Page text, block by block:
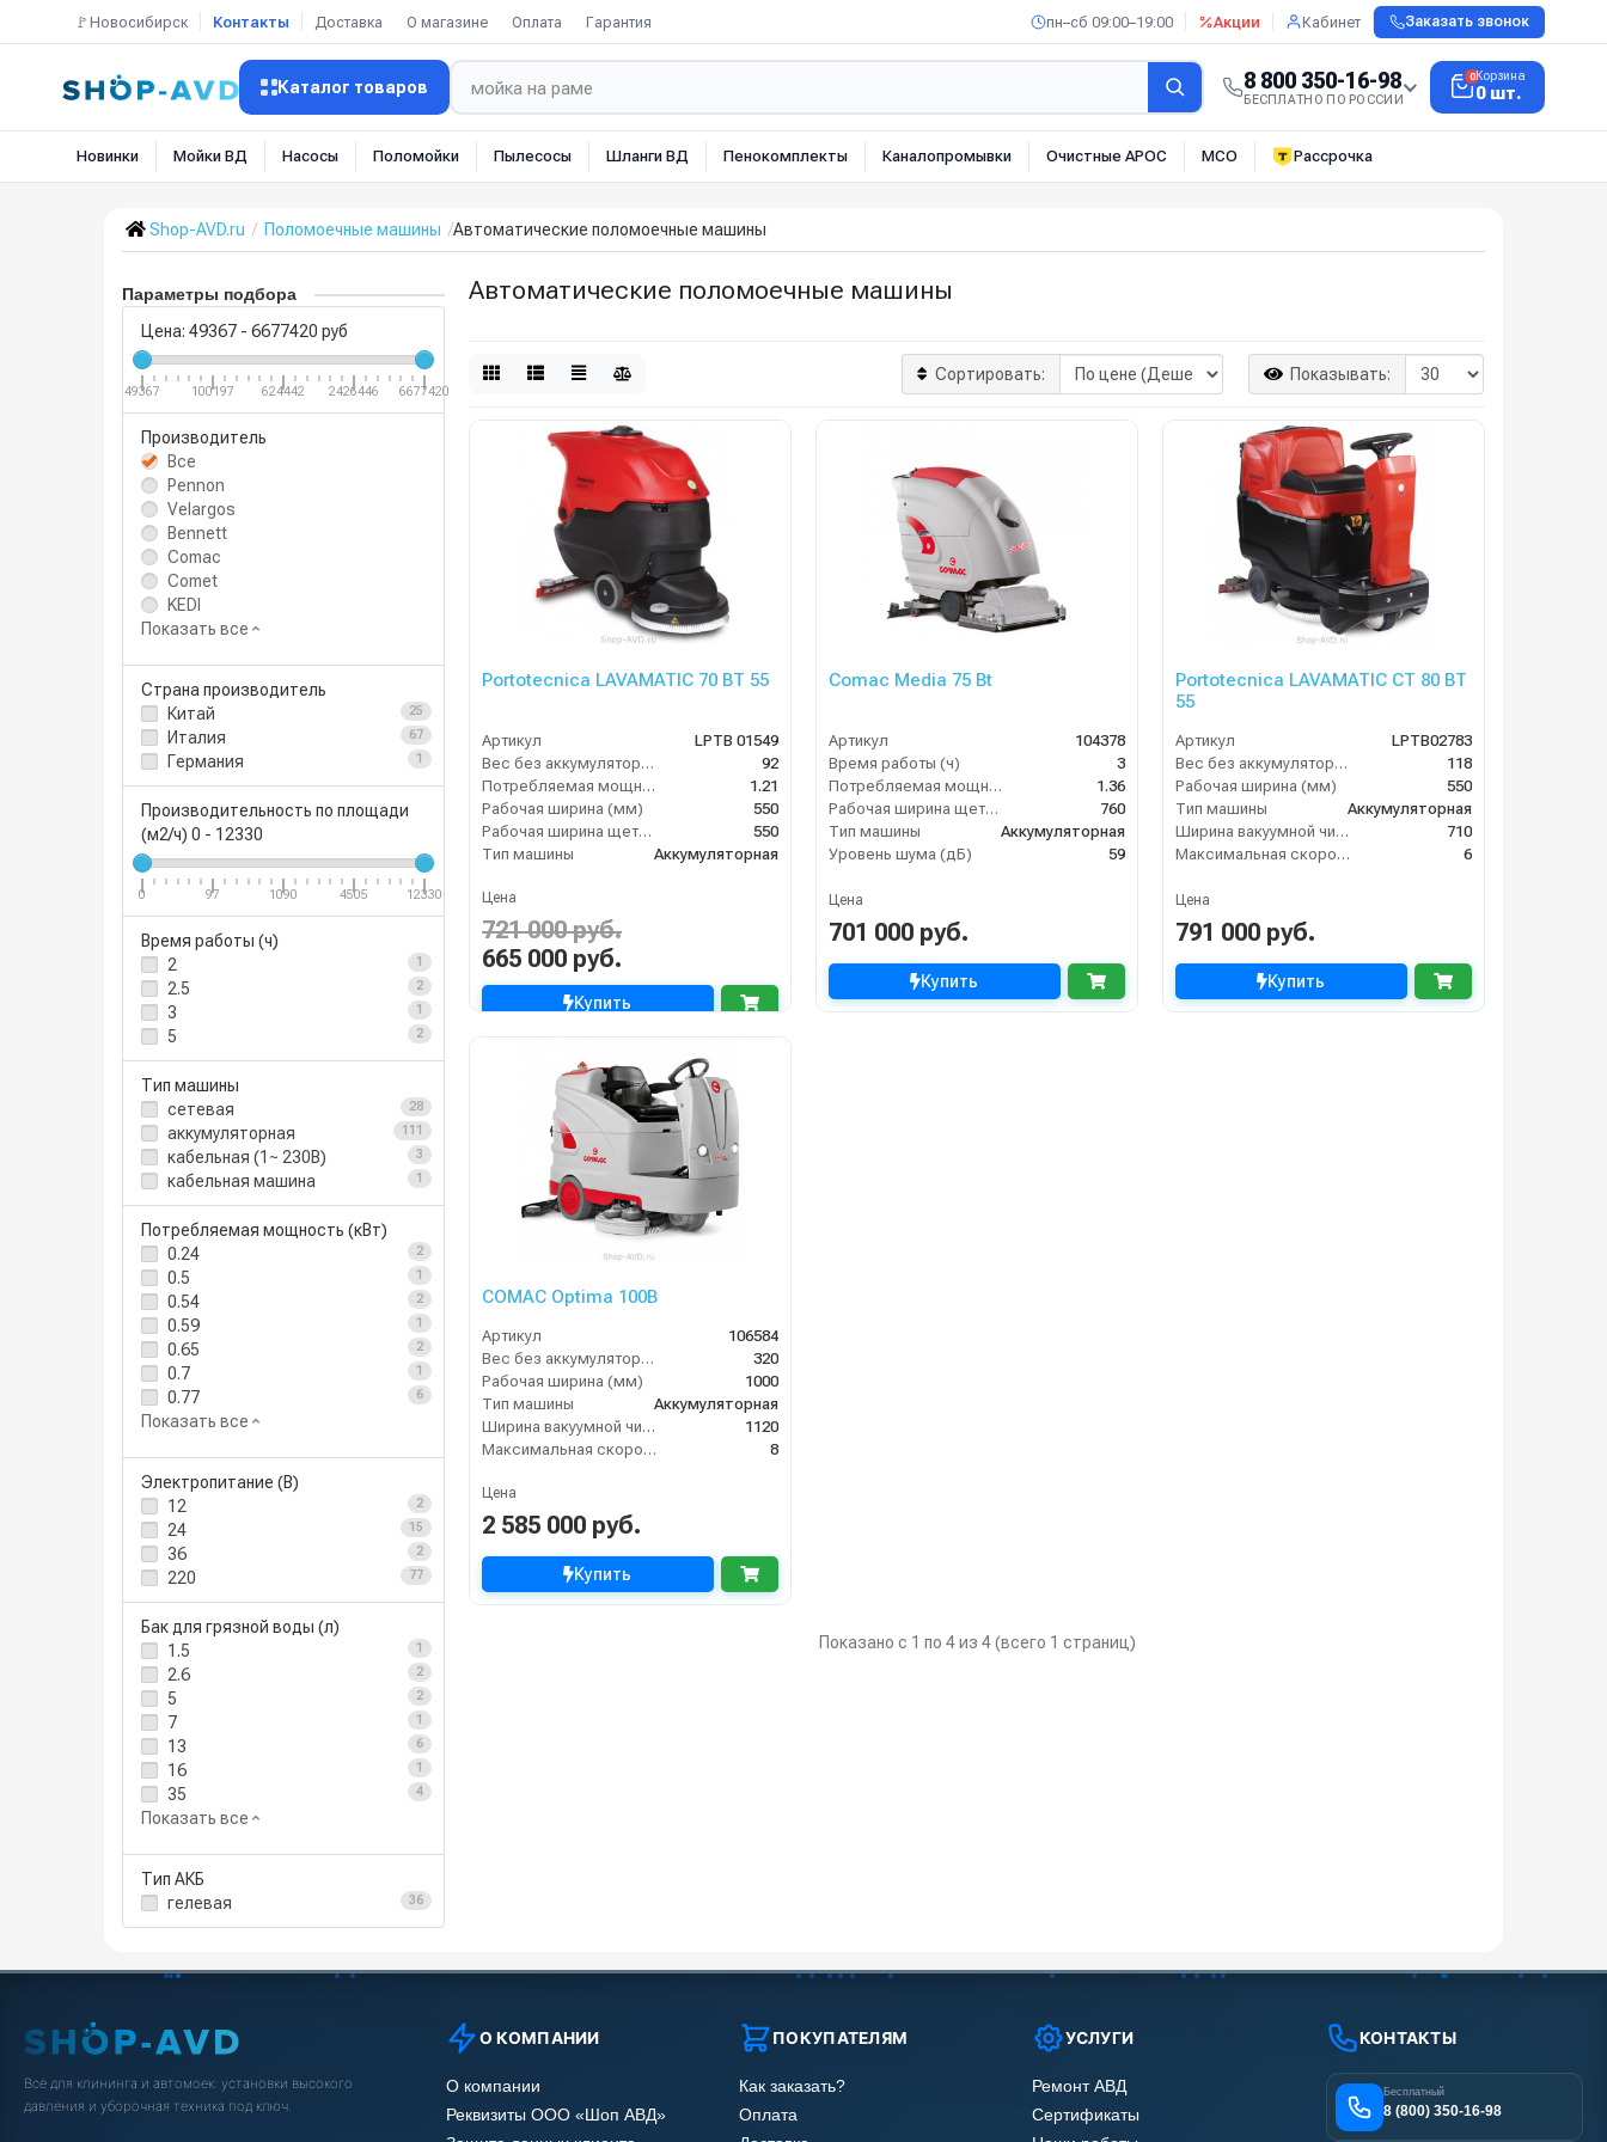
🚩Новосибирск Контакты Доставка О магазине Оплата Гарантия пн–сб 09:00–19:00 Акции Кабинет Заказать звонок
Каталог товаров 8 800 350-16-98
БЕСПЛАТНО ПО РОССИИ
0Корзина
0 шт.
Новинки Мойки ВД Насосы Поломойки Пылесосы Шланги ВД Пенокомплекты Каналопромывки Очистные АРОС МСО Рассрочка
Shop-AVD.ru Поломоечные машины Автоматические поломоечные машины
Параметры подбора
Цена: 49367 - 6677420 руб
49367 100197 624442 2426446 6677420
Производитель
Все
Pennon
Velargos
Bennett
Comac
Comet
KEDI
Показать все
Страна производитель
Китай
25
Италия 67
Германия 1
Производительность по площади
(м2/ч) 0 - 12330
0 97 1090 4505 12330
Время работы (ч)
2
1
2.5 2
3 1
5 2
Тип машины
сетевая
28
аккумуляторная 111
кабельная (1~ 230В) 3
кабельная машина 1
Потребляемая мощность (кВт)
0.24
2
0.5 1
0.54 2
0.59 1
0.65 2
0.7 1
0.77 6
Показать все
Электропитание (В)
12
2
24 15
36 2
220 77
Бак для грязной воды (л)
1.5
1
2.6 2
5 2
7 1
13 6
16 1
35 4
Показать все
Тип АКБ
гелевая
36
Автоматические поломоечные машины
Сортировать: Показывать:
Portotecnica LAVAMATIC 70 BT 55
Артикул
LPTB 01549
Вес без аккумуляторов (кг)
92
Потребляемая мощность (кВт)
1.21
Рабочая ширина (мм)
550
Рабочая ширина щеток (мм)
550
Тип машины
Аккумуляторная
Цена
721 000 руб.
665 000 руб.
Купить
Comac Media 75 Bt
Артикул
104378
Время работы (ч)
3
Потребляемая мощность (кВт)
1.36
Рабочая ширина щеток (мм)
760
Тип машины
Аккумуляторная
Уровень шума (дБ)
59
Цена
701 000 руб.
Купить
Portotecnica LAVAMATIC CT 80 BT
55
Артикул
LPTB02783
Вес без аккумуляторов (кг)
118
Рабочая ширина (мм)
550
Тип машины
Аккумуляторная
Ширина вакуумной чистки (мм)
710
Максимальная скорость движения (км/ч)
6
Цена
791 000 руб.
Купить
COMAC Optima 100B
Артикул
106584
Вес без аккумуляторов (кг)
320
Рабочая ширина (мм)
1000
Тип машины
Аккумуляторная
Ширина вакуумной чистки (мм)
1120
Максимальная скорость движения (км/ч)
8
Цена
2 585 000 руб.
Купить
Показано с 1 по 4 из 4 (всего 1 страниц)
Всё для клининга и автомоек: установки высокого
давления и уборочная техника под ключ.
О КОМПАНИИ
О компании
Реквизиты ООО «Шоп АВД»
ПОКУПАТЕЛЯМ
Как заказать?
Оплата
УСЛУГИ
Ремонт АВД
Сертификаты
КОНТАКТЫ
Бесплатный
8 (800) 350-16-98